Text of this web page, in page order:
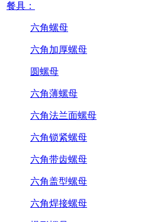
餐具：
六角螺母
六角加厚螺母
圆螺母
六角薄螺母
六角法兰面螺母
六角锁紧螺母
六角带齿螺母
六角盖型螺母
六角焊接螺母